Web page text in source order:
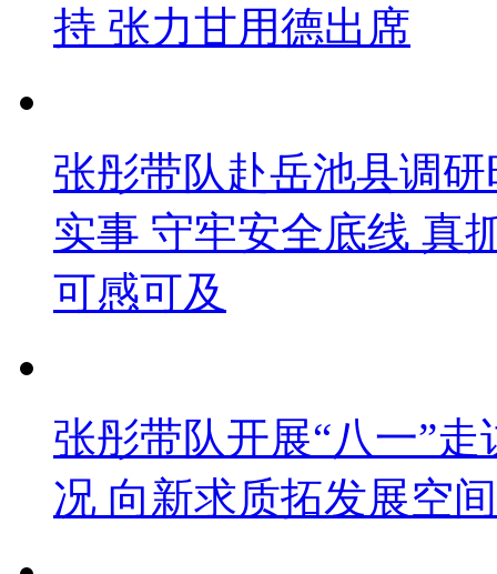
持 张力甘用德出席
张彤带队赴岳池县调
实事 守牢安全底线 真
可感可及
张彤带队开展“八一”
况 向新求质拓发展空